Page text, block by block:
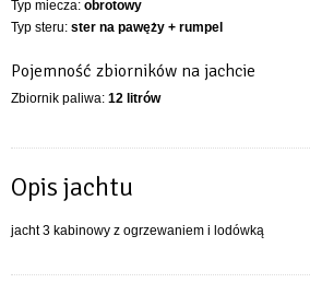
Typ miecza: obrotowy
Typ steru: ster na pawęży + rumpel
Pojemność zbiorników na jachcie
Zbiornik paliwa: 12 litrów
Opis jachtu
jacht 3 kabinowy z ogrzewaniem i lodówką